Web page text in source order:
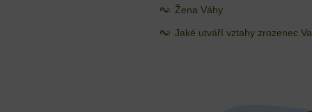
Žena Váhy
Jaké utváří vztahy zrozenec